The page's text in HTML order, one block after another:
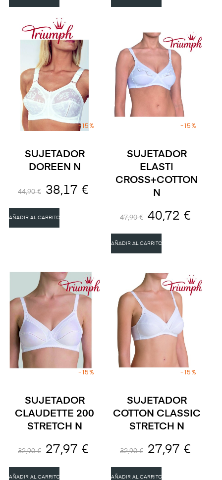
SUJETADOR
DOREEN N
44,90 €
-15%
38,17 €
AÑADIR AL CARRITO
SUJETADOR
ELASTI
CROSS+COTTON
N
47,90 €
-15%
40,72 €
AÑADIR AL CARRITO
SUJETADOR
CLAUDETTE 200
STRETCH N
32,90 €
-15%
27,97 €
AÑADIR AL CARRITO
SUJETADOR
COTTON CLASSIC
STRETCH N
32,90 €
-15%
27,97 €
AÑADIR AL CARRITO